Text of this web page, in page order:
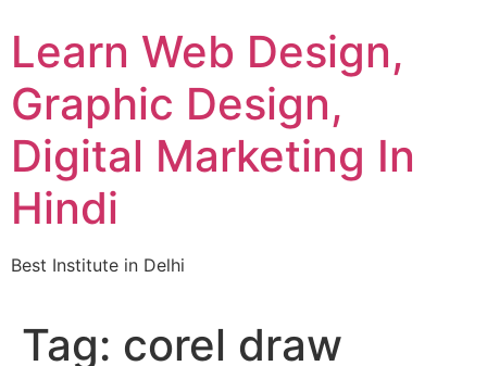
to
content
Learn Web Design,
Graphic Design,
Digital Marketing In
Hindi
Best Institute in Delhi
Tag: corel draw